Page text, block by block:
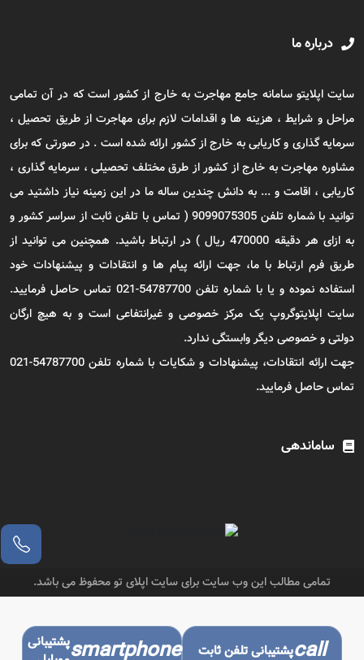
درباره ما
سایت اپلایتو سامانه جامع مهاجرت به خارج از کشور است که در آن تمامی
مراحل و شرایط ، هزینه ها و اقدامات لازم برای مهاجرت از طریق تحصیل ،
سرمایه گذاری و کاریابی به خارج از کشور ارائه شده است . در صورتی که برای
مشاوره مهاجرت به خارج از کشور از طرق مختلف تحصیلی ، سرمایه گذاری ،
کاریابی ، اقامت و ... به دانش چندین ساله ما در این زمینه نیاز داشتید می
توانید با شماره تلفن 9099075305 ( تماس با تلفن ثابت از سراسر کشور و
به ازای هر دقیقه 470000 ریال ) در ارتباط باشید. همچنین می توانید از
طریق فرم ارتباط با ما، جهت ارائه پیام ها و انتقادات و پیشنهادات خود
استفاده نموده و یا با شماره تلفن 54787700-021 تماس حاصل فرمایید.
سایت اپلایتوگروپ یک مرکز خصوصی و غیرانتفاعی است و به هیچ ارگان
دولتی و خصوصی دیگر وابستگی ندارد.
جهت ارائه انتقادات، پیشنهادات و شکایات با شماره تلفن 54787700-021
تماس حاصل فرمایید.
ساماندهی
تمامی مطالب این وب سایت برای سایت اپلای تو محفوظ می باشد.
callپشتیبانی تلفن ثابت smartphoneپشتیبانی